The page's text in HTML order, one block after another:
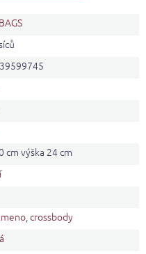
cm výška 24 cm
,crossbody